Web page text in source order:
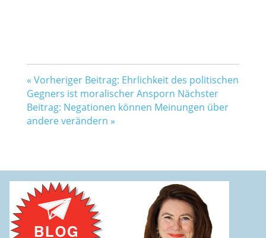
« Vorheriger Beitrag: Ehrlichkeit des politischen
Gegners ist moralischer Ansporn Nächster
Beitrag: Negationen können Meinungen über
andere verändern »